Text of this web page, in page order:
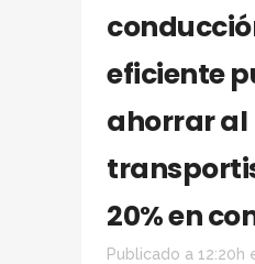
eficiente
ahorrar al
20% en
Publicado a 12:20h